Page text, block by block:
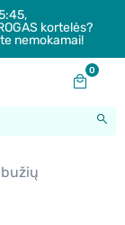
kortelės?
nemokamai!
0